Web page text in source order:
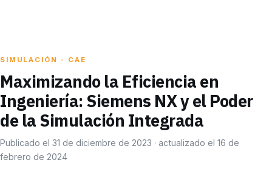
SIMULACIÓN - CAE
Maximizando la Eficiencia en
Ingeniería: Siemens NX y el Poder
de la Simulación Integrada
Publicado el 31 de diciembre de 2023 · actualizado el 16 de
febrero de 2024